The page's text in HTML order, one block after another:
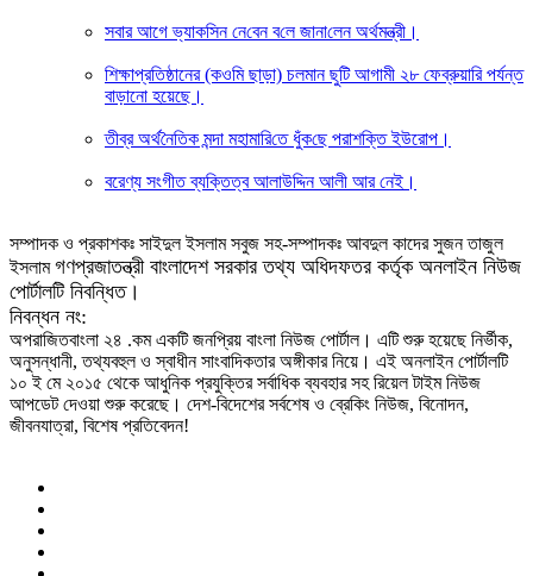
সবার আগে ভ্যাক‌সিন নে‌বেন ব‌লে জানা‌লেন অর্থমন্ত্রী।
শিক্ষাপ্রতিষ্ঠানের (কওমি ছাড়া) চলমান ছুটি আগামী ২৮ ফেব্রুয়ারি পর্যন্ত
বাড়ানো হয়েছে।
তীব্র অর্থ‌নৈ‌তিক মন্দা মহামা‌রি‌তে ধুঁক‌ছে পরাশ‌ক্তি ইউরোপ।
বরেণ্য সংগীত ব্যক্তিত্ব আলাউদ্দিন আলী আর নেই।
সম্পাদক ও প্রকাশকঃ সাইদুল ইসলাম সবুজ সহ-সম্পাদকঃ আবদুল কাদের সুজন তাজুল
ইসলামগণপ্রজাতন্ত্রী বাংলাদেশ সরকার তথ্য অধিদফতর কর্তৃক অনলাইন নিউজ
পোর্টালটি নিবন্ধিত।
নিবন্ধন নং:
অপরাজিতবাংলা ২৪ .কম একটি জনপ্রিয় বাংলা নিউজ পোর্টাল। এটি শুরু হয়েছে নির্ভীক,
অনুসন্ধানী, তথ্যবহুল ও স্বাধীন সাংবাদিকতার অঙ্গীকার নিয়ে। এই অনলাইন পোর্টালটি
১০ ই মে ২০১৫ থেকে আধুনিক প্রযুক্তির সর্বাধিক ব্যবহার সহ রিয়েল টাইম নিউজ
আপডেট দেওয়া শুরু করেছে। দেশ-বিদেশের সর্বশেষ ও ব্রেকিং নিউজ, বিনোদন,
জীবনযাত্রা, বিশেষ প্রতিবেদন!